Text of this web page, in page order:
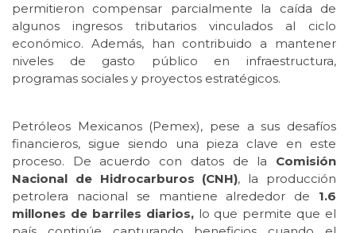
permitieron compensar parcialmente la caída de
algunos ingresos tributarios vinculados al ciclo
económico. Además, han contribuido a mantener
niveles de gasto público en infraestructura,
programas sociales y proyectos estratégicos.
Petróleos Mexicanos (Pemex), pese a sus desafíos
financieros, sigue siendo una pieza clave en este
proceso. De acuerdo con datos de la Comisión
Nacional de Hidrocarburos (CNH), la producción
petrolera nacional se mantiene alrededor de 1.6
millones de barriles diarios,lo que permite que el